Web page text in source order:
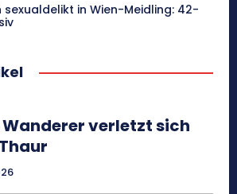
sexualdelikt in Wien-Meidling: 42-
verletzt sich